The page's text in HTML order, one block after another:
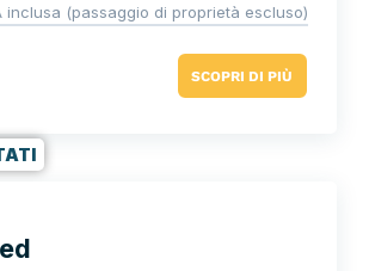
inclusa (passaggio di proprietà escluso)
SCOPRI DI PIÙ